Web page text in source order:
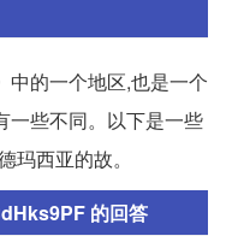
中的一个地区,也是一个
一些不同。以下是一些
玛西亚的故。
的回答